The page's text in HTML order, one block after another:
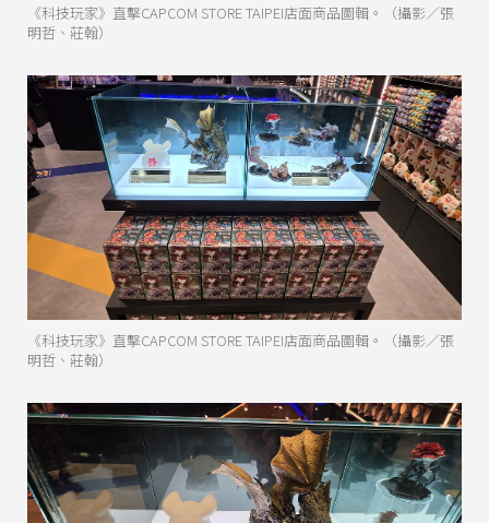
《科技玩家》直擊CAPCOM STORE TAIPEI店面商品圖輯。（攝影／張
明哲、莊翰）
《科技玩家》直擊CAPCOM STORE TAIPEI店面商品圖輯。（攝影／張
明哲、莊翰）